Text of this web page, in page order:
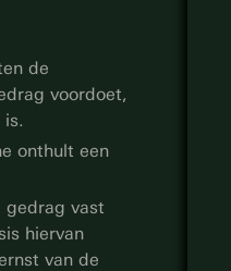
de
voordoet,
onthult een
gedrag vast
hiervan
van de